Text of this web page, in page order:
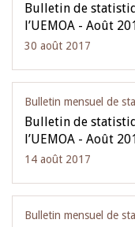
Bulletin de
l’UEMOA - Août
30 août 2017
Bulletin mensuel de
Bulletin de
l’UEMOA - Août
14 août 2017
Bulletin mensuel de